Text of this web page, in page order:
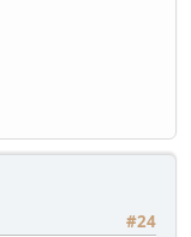
#24